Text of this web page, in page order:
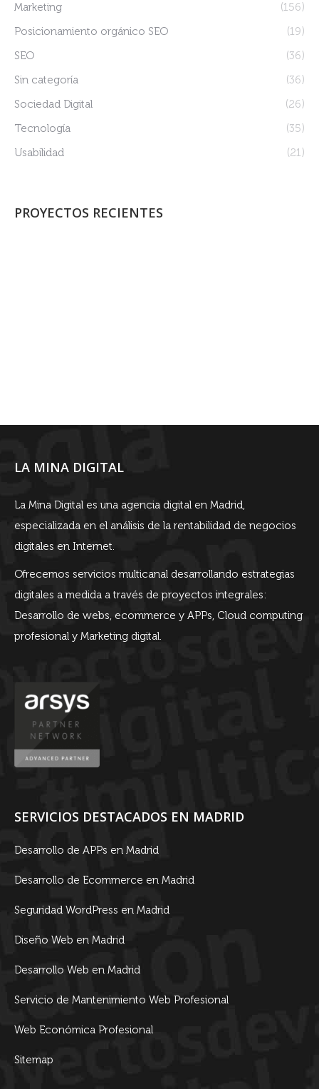
Marketing
(156)
Posicionamiento orgánico SEO
(19)
SEO
(36)
Sin categoría
(36)
Sociedad Digital
(26)
Tecnología
(35)
Usabilidad
(21)
PROYECTOS RECIENTES
LA MINA DIGITAL
La Mina Digital es una agencia digital en Madrid,
especializada en el análisis de la rentabilidad de negocios
digitales en Internet.
Ofrecemos servicios multicanal desarrollando estrategias
digitales a medida a través de proyectos integrales:
Desarrollo de webs, ecommerce y APPs, Cloud computing
profesional y Marketing digital.
SERVICIOS DESTACADOS EN MADRID
Desarrollo de APPs en Madrid
Desarrollo de Ecommerce en Madrid
Seguridad WordPress en Madrid
Diseño Web en Madrid
Desarrollo Web en Madrid
Servicio de Mantenimiento Web Profesional
Web Económica Profesional
Sitemap